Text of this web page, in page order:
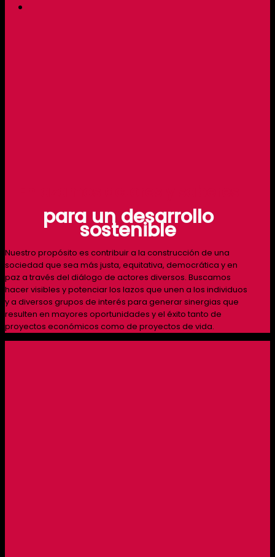
para un desarrollo
sostenible
Nuestro propósito es contribuir a la construcción de una
sociedad que sea más justa, equitativa, democrática y en
paz a través del diálogo de actores diversos. Buscamos
hacer visibles y potenciar los lazos que unen a los individuos
y a diversos grupos de interés para generar sinergias que
resulten en mayores oportunidades y el éxito tanto de
proyectos económicos como de proyectos de vida.